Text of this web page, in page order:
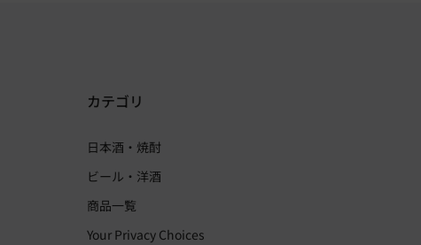
カテゴリ
日本酒・焼酎
ビール・洋酒
商品一覧
Your Privacy Choices